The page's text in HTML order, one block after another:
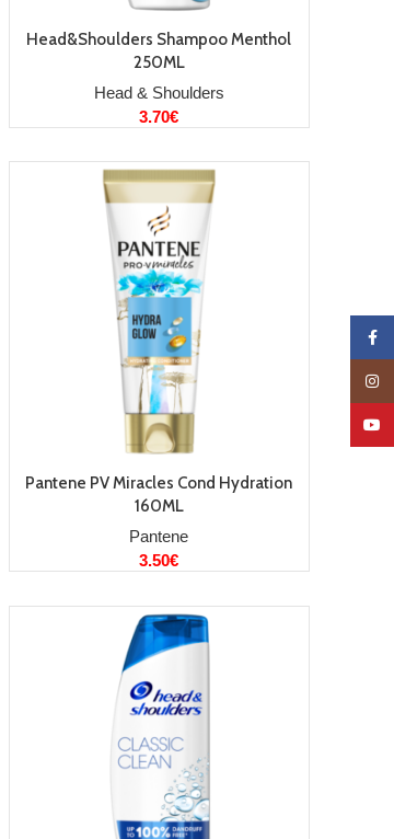
LISA KORVI
Head&Shoulders Shampoo Menthol
250ML
Head & Shoulders
3.70€
LISA KORVI
Pantene PV Miracles Cond Hydration
160ML
Pantene
3.50€